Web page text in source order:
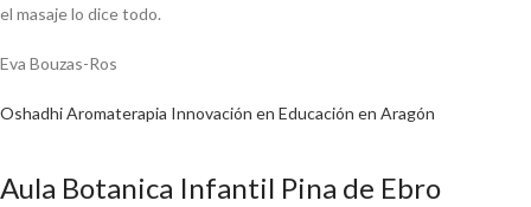
el masaje lo dice todo.
Eva Bouzas-Ros
Oshadhi Aromaterapia Innovación en Educación en Aragón
Aula Botanica Infantil Pina de Ebro